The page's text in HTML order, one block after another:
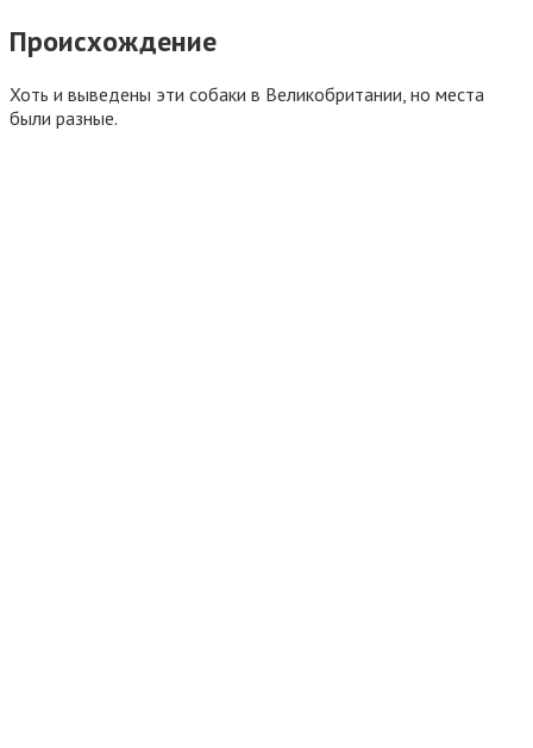
Происхождение
Хоть и выведены эти собаки в Великобритании, но места
были разные.